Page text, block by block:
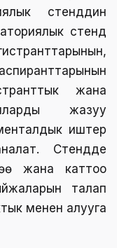
стенддин
стенд
жана
жазуу
иштер
Стендде
жана каттоо
талап
менен алууга